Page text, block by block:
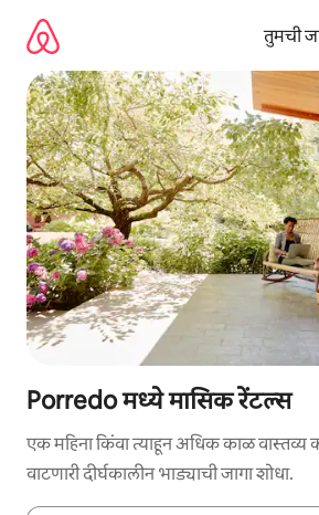
तुमची
Porredo मध्ये मासिक रेंटल्स
एक महिना किंवा त्याहून अधिक काळ वास्तव्य
वाटणारी दीर्घकालीन भाड्याची जागा शोधा.